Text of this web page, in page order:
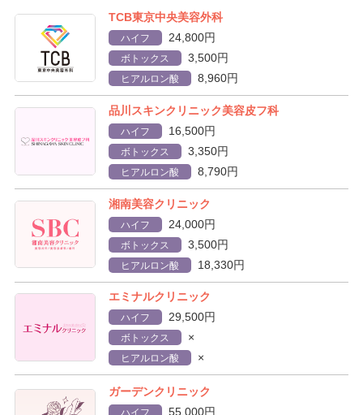
TCB東京中央美容外科
ハイフ 24,800円
ボトックス 3,500円
ヒアルロン酸 8,960円
品川スキンクリニック美容皮フ科
ハイフ 16,500円
ボトックス 3,350円
ヒアルロン酸 8,790円
湘南美容クリニック
ハイフ 24,000円
ボトックス 3,500円
ヒアルロン酸 18,330円
エミナルクリニック
ハイフ 29,500円
ボトックス ×
ヒアルロン酸 ×
ガーデンクリニック
ハイフ 55,000円